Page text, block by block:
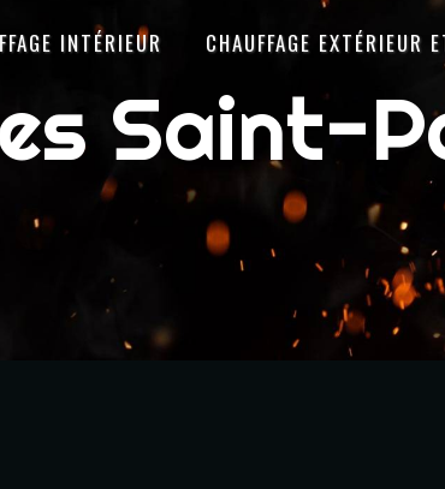
INTÉRIEUR CHAUFFAGE EXTÉRIEUR
Saint-